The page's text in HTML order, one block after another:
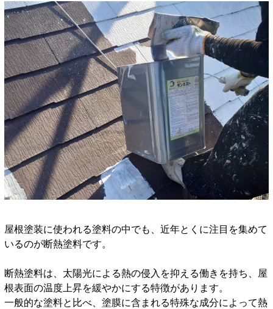
屋根塗装に使われる塗料の中でも、近年とくに注目を集めて
いるのが断熱塗料です。
断熱塗料は、太陽光による熱の侵入を抑える働きを持ち、屋
根表面の温度上昇を緩やかにする特徴があります。
一般的な塗料と比べ、塗膜に含まれる特殊な成分によって熱